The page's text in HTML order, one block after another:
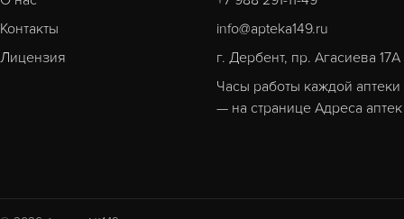
Контакты
Лицензия
info@apteka149.ru
г. Дербент, пр. Агасиева 17А
Часы работы каждой аптеки
— на странице Адреса аптек